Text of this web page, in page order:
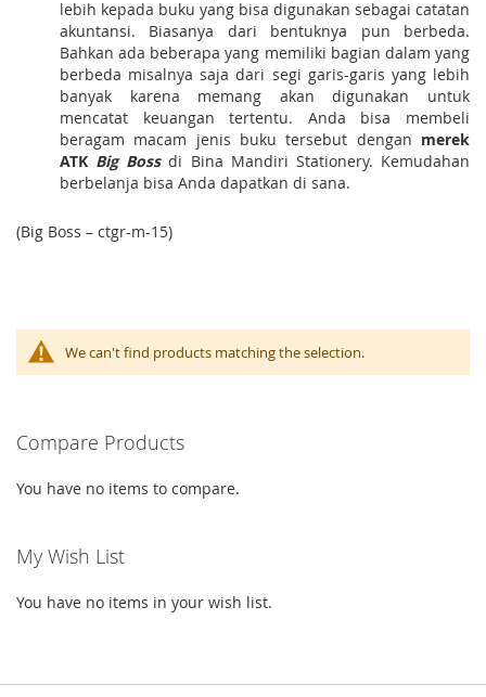
lebih kepada buku yang bisa digunakan sebagai catatan
akuntansi. Biasanya dari bentuknya pun berbeda.
Bahkan ada beberapa yang memiliki bagian dalam yang
berbeda misalnya saja dari segi garis-garis yang lebih
banyak karena memang akan digunakan untuk
mencatat keuangan tertentu. Anda bisa membeli
beragam macam jenis buku tersebut dengan merek
ATK Big Bossdi Bina Mandiri Stationery. Kemudahan
berbelanja bisa Anda dapatkan di sana.
(Big Boss – ctgr-m-15)
We can't find products matching the selection.
Compare Products
You have no items to compare.
My Wish List
You have no items in your wish list.